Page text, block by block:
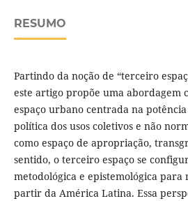
RESUMO
Partindo da noção de “terceiro
este artigo propõe uma abordagem
espaço urbano centrada na
política dos usos coletivos e não
como espaço de apropriação,
sentido, o terceiro espaço se
metodológica e epistemológica
partir da América Latina. Essa